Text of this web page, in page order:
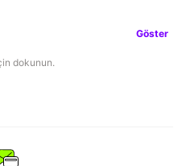
Göster
dokunun.